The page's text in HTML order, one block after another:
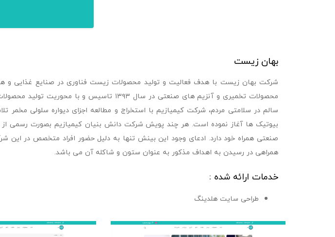
بهان زیست
شرکت بهان زیست با هدف فعالیت و تولید محصولات زیست فناوری در صنایع غذایی و
محصولات تخمیری و آنزیم های صنعتی در سال
سالم در سلامتی مردم، شرکت کیمیازیم با استخراج و مطالعه اجزای دیواره سلولی
صنعتی همراه خود دارد. ادعای وجود این بینش تنها به دلیل حضور افراد متخصص در
همراهی در رسیدن به اهداف مذکور به عنوان ستون و شاکله آن می باشد.
خدمات ارائه شده :
طراحی سایت هلدینگ